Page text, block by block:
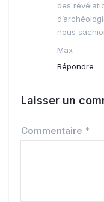
des
nous
Max
Répondre
Laisser un
Commentaire *